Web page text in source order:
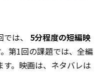
は、 5分程度の短編映
第1回の課題では、全編
。映画は、ネタバレは